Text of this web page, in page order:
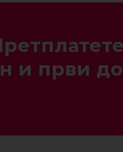
и први